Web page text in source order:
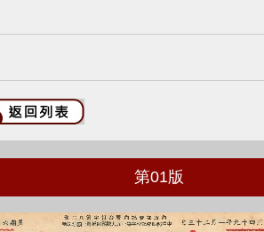
第01版